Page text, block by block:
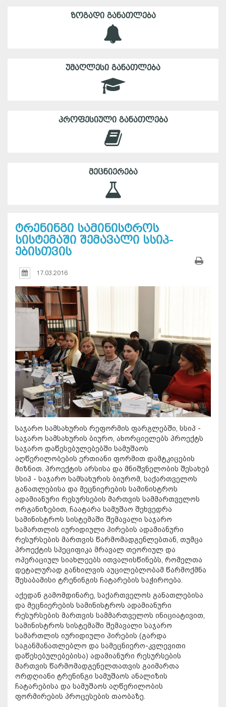
ᲖᲝᲒᲐᲓᲘ ᲒᲐᲜᲐᲗᲚᲔᲑᲐ
ᲣᲛᲐᲦᲚᲔᲡᲘ ᲒᲐᲜᲐᲗᲚᲔᲑᲐ
ᲞᲠᲝᲤᲔᲡᲘᲣᲚᲘ ᲒᲐᲜᲐᲗᲚᲔᲑᲐ
ᲛᲔᲪᲜᲘᲔᲠᲔᲑᲐ
ტრენინგი სამინისტროს
სისტემაში შემავალი სსიპ-
ებისთვის
17.03.2016
საჯარო სამსახურის რეფორმის ფარგლებში, სსიპ -
საჯარო სამსახურის ბიურო, ახორციელებს პროექტს
საჯარო დაწესებულებებში სამუშაოს
აღწერილობების ერთიანი ფორმით დამტკიცების
მიზნით. პროექტის არსისა და მნიშვნელობის შესახებ
სსიპ - საჯარო სამსახურის ბიურომ, საქართველოს
განათლებისა და მეცნიერების სამინისტროს
ადამიანური რესურსების მართვის სამმართველოს
ორგანიზებით, ჩაატარა სამუშაო შეხვედრა
სამინისტროს სისტემაში შემავალი საჯარო
სამართლის იურიდიული პირების ადამიანური
რესურსების მართვის წარმომადგენლებთან, თუმცა
პროექტის სპეციფიკა მრავალ თეორიულ და
ოპერაციულ სიახლეებს ითვალისწინებს, რომელთა
დეტალურად განხილვის აუცილებლობამ წარმოქმნა
შესაბამისი ტრენინგის ჩატარების საჭიროება.
აქედან გამომდინარე, საქართველოს განათლებისა
და მეცნიერების სამინისტროს ადამიანური
რესურსების მართვის სამმართველოს ინიციატივით,
სამინისტროს სისტემაში შემავალი საჯარო
სამართლის იურიდიული პირების (გარდა
საგანმანათლებლო და სამეცნიერო-კვლევითი
დაწესებულებებისა) ადამიანური რესურსების
მართვის წარმომადგენელთათვის გაიმართა
ორდღიანი ტრენინგი სამუშაოს ანალიზის
ჩატარებისა და სამუშაოს აღწერილობის
ფორმირების პროცესების თაობაზე.